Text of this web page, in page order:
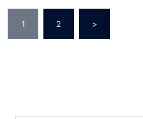
entradas
1 2 >